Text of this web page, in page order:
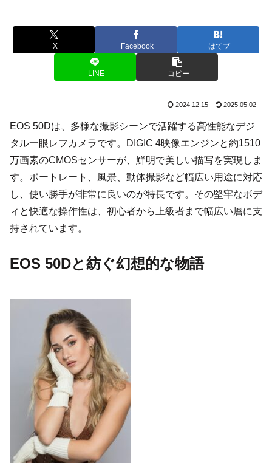
X Facebook はてブ
LINE コピー
2024.12.15 2025.05.02
EOS 50Dは、多様な撮影シーンで活躍する高性能なデジ
タル一眼レフカメラです。DIGIC 4映像エンジンと約1510
万画素のCMOSセンサーが、鮮明で美しい描写を実現しま
す。ポートレート、風景、動体撮影など幅広い用途に対応
し、使い勝手が非常に良いのが特長です。その堅牢なボデ
ィと快適な操作性は、初心者から上級者まで幅広い層に支
持されています。
EOS 50Dと紡ぐ幻想的な物語